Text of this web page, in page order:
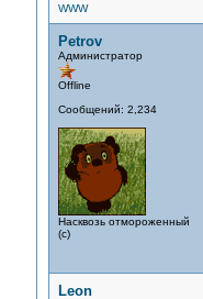
WWW
Petrov
Администратор
Offline
Сообщений: 2,234
Насквозь отмороженный
(с)
Leon